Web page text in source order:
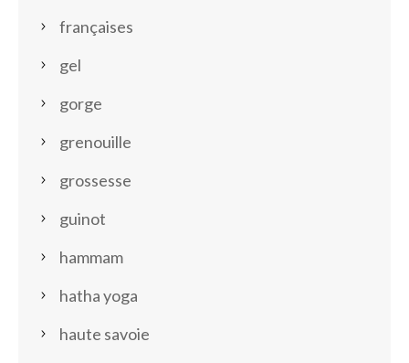
françaises
gel
gorge
grenouille
grossesse
guinot
hammam
hatha yoga
haute savoie